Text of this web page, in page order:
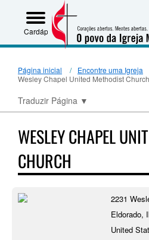
Cardápio
Página inicial
Encontre uma Igreja
Wesley Chapel United Methodist Church
Traduzir Página ▼
WESLEY CHAPEL
CHURCH
2231
Eldorado,
United